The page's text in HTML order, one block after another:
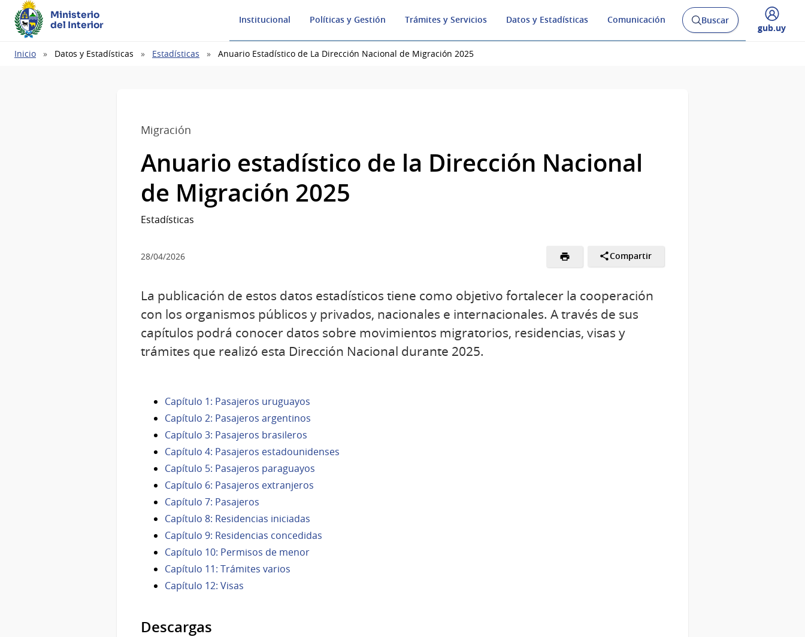
Ministerio
del Interior
Institucional Políticas y Gestión Trámites y Servicios Datos y Estadísticas Comunicación
Abrir
buscador
Buscar
Desplegar
gub.uy
Ruta
Inicio Datos y Estadísticas Estadísticas Anuario Estadístico de La Dirección Nacional de Migración 2025
Migración
Anuario estadístico de la Dirección Nacional
de Migración 2025
Estadísticas
28/04/2026 Compartir
La publicación de estos datos estadísticos tiene como objetivo fortalecer la cooperación
con los organismos públicos y privados, nacionales e internacionales. A través de sus
capítulos podrá conocer datos sobre movimientos migratorios, residencias, visas y
trámites que realizó esta Dirección Nacional durante 2025.
Capítulo 1: Pasajeros uruguayos
Capítulo 2: Pasajeros argentinos
Capítulo 3: Pasajeros brasileros
Capítulo 4: Pasajeros estadounidenses
Capítulo 5: Pasajeros paraguayos
Capítulo 6: Pasajeros extranjeros
Capítulo 7: Pasajeros
Capítulo 8: Residencias iniciadas
Capítulo 9: Residencias concedidas
Capítulo 10: Permisos de menor
Capítulo 11: Trámites varios
Capítulo 12: Visas
Descargas